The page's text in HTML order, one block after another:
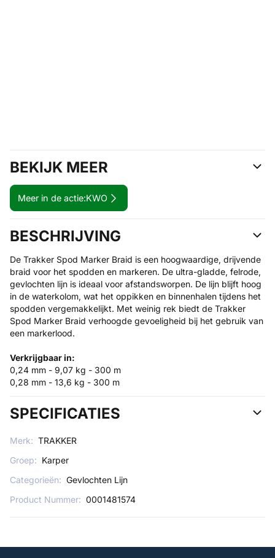
BEKIJK MEER
Meer in de actie:KWO
BESCHRIJVING
De Trakker Spod Marker Braid is een hoogwaardige, drijvende
braid voor het spodden en markeren. De ultra-gladde, felrode,
gevlochten lijn is ideaal voor afstandsworpen. De lijn blijft hoog
in de waterkolom, wat het oppikken en binnenhalen tijdens het
spodden vergemakkelijkt. Met weinig rek biedt de Trakker
Spod Marker Braid verhoogde gevoeligheid bij het gebruik van
een markerlood.
Verkrijgbaar in:
0,24 mm - 9,07 kg - 300 m
0,28 mm - 13,6 kg - 300 m
SPECIFICATIES
Merk: TRAKKER
Groep: Karper
Categorieën: Gevlochten Lijn
Product Nummer: 0001481574